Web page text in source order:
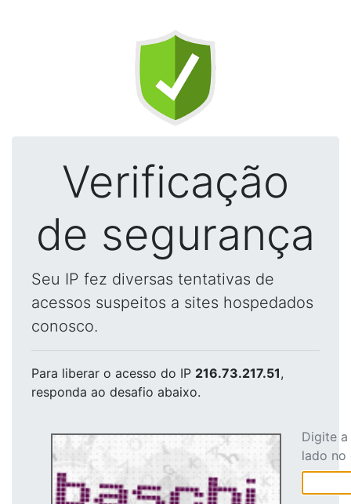
Verificação
de segurança
Seu IP fez diversas tentativas de
acessos suspeitos a sites hospedados
conosco.
Para liberar o acesso do IP 216.73.217.51,
responda ao desafio abaixo.
Digite
lado no